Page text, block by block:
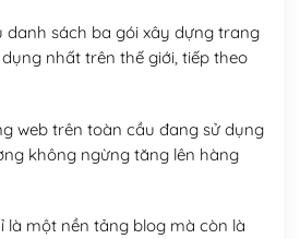
danh sách ba gói xây dựng trang
nhất trên thế giới, tiếp theo
web trên toàn cầu đang sử dụng
không ngừng tăng lên hàng
là một nền tảng blog mà còn là